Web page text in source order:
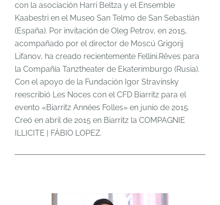
con la asociación Harri Beltza y el Ensemble
Kaabestri en el Museo San Telmo de San Sebastián
(España). Por invitación de Oleg Petrov, en 2015,
acompañado por el director de Moscú Grigorij
Lifanov, ha creado recientemente Fellini.Rêves para
la Compañía Tanztheater de Ekaterimburgo (Rusia).
Con el apoyo de la Fundación Igor Stravinsky
reescribió Les Noces con el CFD Biarritz para el
evento «Biarritz Années Folles» en junio de 2015.
Creó en abril de 2015 en Biarritz la COMPAGNIE
ILLICITE | FÁBIO LOPEZ.